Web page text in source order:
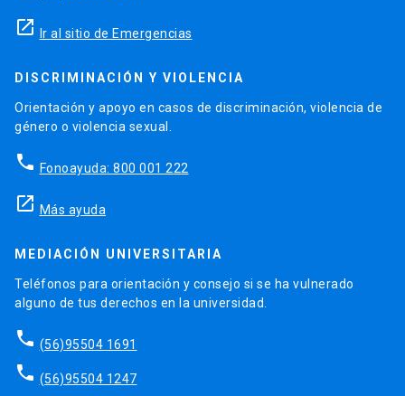
launch Ir al sitio de Emergencias
DISCRIMINACIÓN Y VIOLENCIA
Orientación y apoyo en casos de discriminación, violencia de
género o violencia sexual.
phone Fonoayuda: 800 001 222
launch Más ayuda
MEDIACIÓN UNIVERSITARIA
Teléfonos para orientación y consejo si se ha vulnerado
alguno de tus derechos en la universidad.
phone (56)95504 1691
phone (56)95504 1247